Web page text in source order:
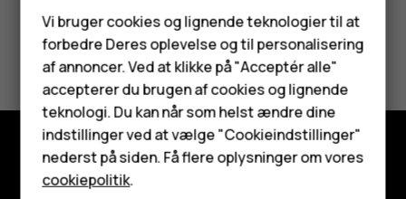
Smartphones
Feature-telefoner
Tilbehør
HMD Terra M
Tablets
Synes du, dette var nyttigt?
Ja Nej
Udforsk
Vi bruger cookies og lignende teknologier til at
forbedre Deres oplevelse og til personalisering
af annoncer. Ved at klikke på "Acceptér alle"
accepterer du brugen af cookies og lignende
teknologi. Du kan når som helst ændre dine
indstillinger ved at vælge "Cookieindstillinger"
nederst på siden. Få flere oplysninger om vores
cookiepolitik.